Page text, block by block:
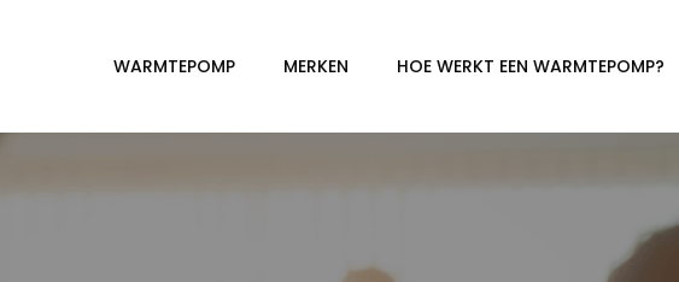
WARMTEPOMP MERKEN HOE WERKT EEN WARMTEPOMP?